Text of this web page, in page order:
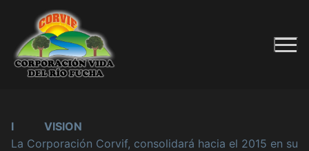
contenido
I VISION
La Corporación Corvif, consolidará hacia el 2015 en su